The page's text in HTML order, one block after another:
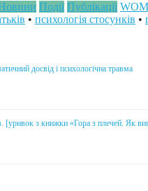
Події Публікації
• психологія стосунків •
досвід і психологічна травма
[уривок з книжки «Гора з плечей. Як